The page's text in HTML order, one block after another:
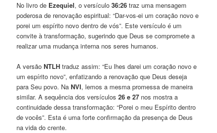
No livro de Ezequiel, o versículo36:26 traz uma mensagem
poderosa de renovação espiritual: “Dar-vos-ei um coração novo e
porei um espírito novo dentro de vós”. Este versículo é um
convite à transformação, sugerindo que Deus se compromete a
realizar uma mudança interna nos seres humanos.
A versãoNTLH traduz assim: “Eu lhes darei um coração novo e
um espírito novo”, enfatizando a renovação que Deus deseja
para Seu povo. NaNVI, lemos a mesma promessa de maneira
similar. A sequência dos versículos26 e 27 nos mostra a
continuidade dessa transformação: “Porei o meu Espírito dentro
de vocês”. Esta é uma forte confirmação da presença de Deus
na vida do crente.